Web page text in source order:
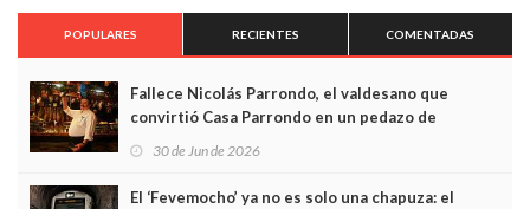
POPULARES RECIENTES COMENTADAS
Fallece Nicolás Parrondo, el valdesano que
convirtió Casa Parrondo en un pedazo de
Asturias en Madrid
30 de Jun de 2026
El ‘Fevemocho’ ya no es solo una chapuza: el